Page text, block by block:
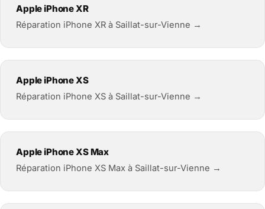
Apple iPhone XR
Réparation iPhone XR à Saillat-sur-Vienne →
Apple iPhone XS
Réparation iPhone XS à Saillat-sur-Vienne →
Apple iPhone XS Max
Réparation iPhone XS Max à Saillat-sur-Vienne →